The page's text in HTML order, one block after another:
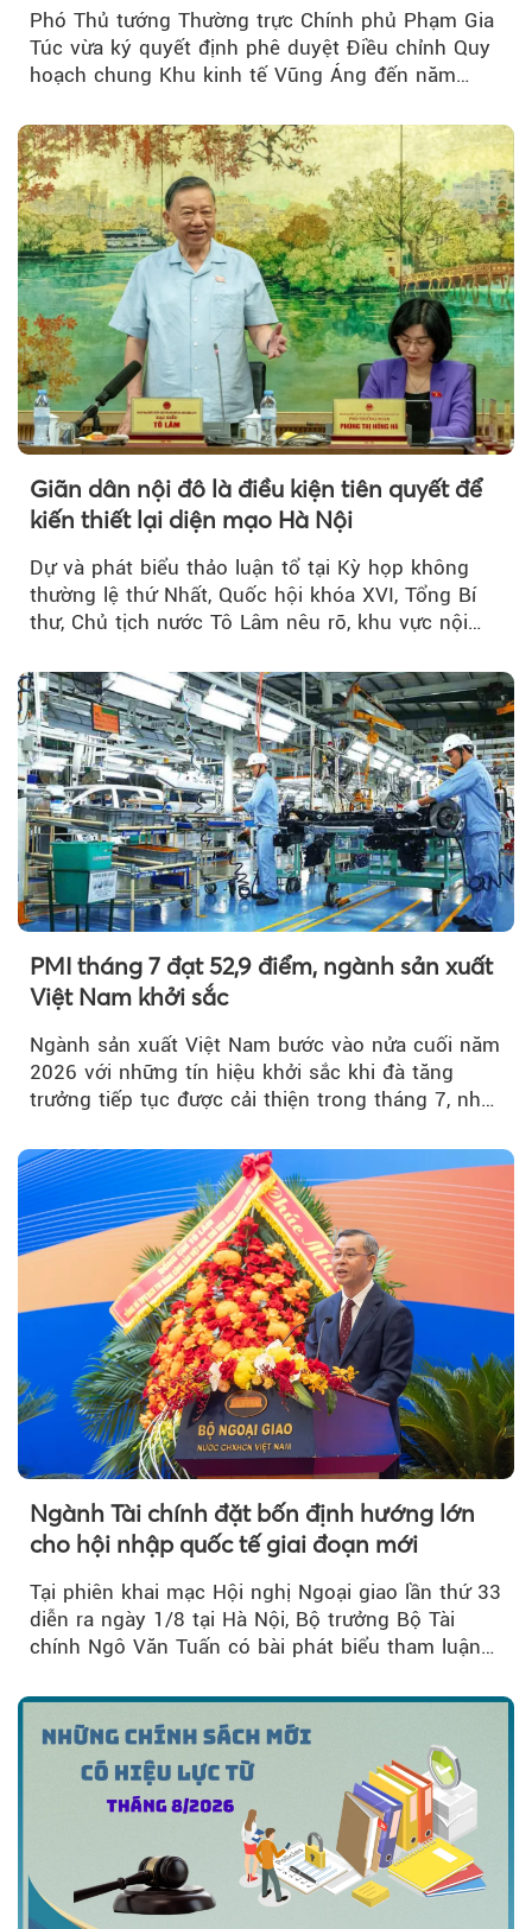
Phó Thủ tướng Thường trực Chính phủ Phạm Gia
Túc vừa ký quyết định phê duyệt Điều chỉnh Quy
hoạch chung Khu kinh tế Vũng Áng đến năm
Giãn dân nội đô là điều kiện tiên quyết để
kiến thiết lại diện mạo Hà Nội
Dự và phát biểu thảo luận tổ tại Kỳ họp không
thường lệ thứ Nhất, Quốc hội khóa XVI, Tổng Bí
thư, Chủ tịch nước Tô Lâm nêu rõ, khu vực nội
PMI tháng 7 đạt 52,9 điểm, ngành sản xuất
Việt Nam khởi sắc
Ngành sản xuất Việt Nam bước vào nửa cuối năm
2026 với những tín hiệu khởi sắc khi đà tăng
trưởng tiếp tục được cải thiện trong tháng 7, nhờ
nhiệt và niềm tin kinh doanh dần phục hồi.
Ngành Tài chính đặt bốn định hướng lớn
cho hội nhập quốc tế giai đoạn mới
Tại phiên khai mạc Hội nghị Ngoại giao lần thứ 33
diễn ra ngày 1/8 tại Hà Nội, Bộ trưởng Bộ Tài
chính Ngô Văn Tuấn có bài phát biểu tham luận